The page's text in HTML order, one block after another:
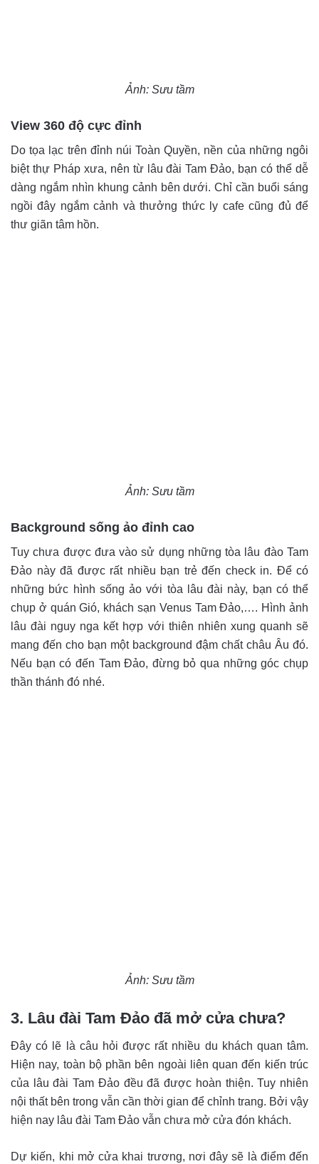
Ảnh: Sưu tầm
View 360 độ cực đỉnh
Do tọa lạc trên đỉnh núi Toàn Quyền, nền của những ngôi
biệt thự Pháp xưa, nên từ lâu đài Tam Đảo, bạn có thể dễ
dàng ngắm nhìn khung cảnh bên dưới. Chỉ cần buổi sáng
ngồi đây ngắm cảnh và thưởng thức ly cafe cũng đủ để
thư giãn tâm hồn.
Ảnh: Sưu tầm
Background sống ảo đỉnh cao
Tuy chưa được đưa vào sử dụng những tòa lâu đào Tam
Đảo này đã được rất nhiều bạn trẻ đến check in. Để có
những bức hình sống ảo với tòa lâu đài này, bạn có thể
chụp ở quán Gió, khách sạn Venus Tam Đảo,…. Hình ảnh
lâu đài nguy nga kết hợp với thiên nhiên xung quanh sẽ
mang đến cho bạn một background đậm chất châu Âu đó.
Nếu bạn có đến Tam Đảo, đừng bỏ qua những góc chụp
thần thánh đó nhé.
Ảnh: Sưu tầm
3. Lâu đài Tam Đảo đã mở cửa chưa?
Đây có lẽ là câu hỏi được rất nhiều du khách quan tâm.
Hiện nay, toàn bộ phần bên ngoài liên quan đến kiến trúc
của lâu đài Tam Đảo đều đã được hoàn thiện. Tuy nhiên
nội thất bên trong vẫn cần thời gian để chỉnh trang. Bởi vậy
hiện nay lâu đài Tam Đảo vẫn chưa mở cửa đón khách.
Dự kiến, khi mở cửa khai trương, nơi đây sẽ là điểm đến